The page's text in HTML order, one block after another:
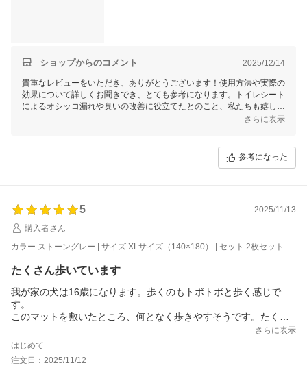
ショップからのコメント 2025/12/14
貴重なレビューをいただき、ありがとうございます！使用方法や実際の
効果について詳しくお聞きでき、とても参考になります。トイレシート
によるオシッコ漏れや臭いの改善に役立てたとのこと、私たちも嬉しく
存じます。また、洗濯しても速乾性があり使いやすいとのお言葉も大変
マットの色味についてのご意見もありがとうございます。今後、ご購入
時に暗めの色をご選択いただくことで、更に快適なご使用感を得られる
何かご不明点やご質問などがございましたら、どうぞお気軽にお問い合
わせくださいませ。今後ともよろしくお願いいたします！
さらに表示
参考になった
5
2025/11/13
購入者さん
カラー:ストーングレー | サイズ:XLサイズ（140×180） | セット:2枚セット
たくさん歩いています
我が家の犬は16歳になります。歩くのもトボトボと歩く感じで
す。
このマットを敷いたところ、何となく歩きやすそうです。たくさ
ん歩いています。裏面に滑り止めが施してあるので、マットがず
れにくいです。表面も八角模様が思っていたよりも小さくて良か
ったと感じました。踏ん張れるといいなーの期待を込めていま
す。触り心地も良くとても満足しています（飼い主側の気持ちで
さらに表示
はじめて
注文日：2025/11/12